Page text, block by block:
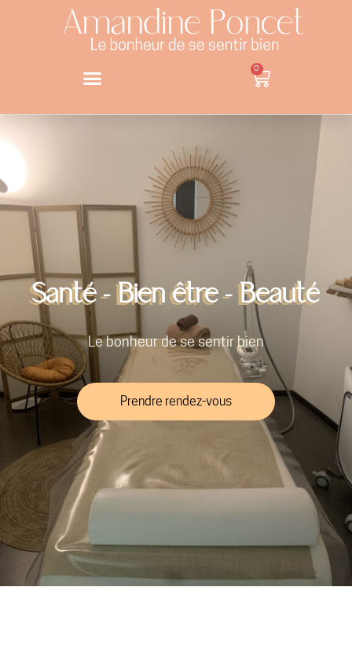
0
Santé - Bien être - Beauté
Le bonheur de se sentir bien
Prendre rendez-vous